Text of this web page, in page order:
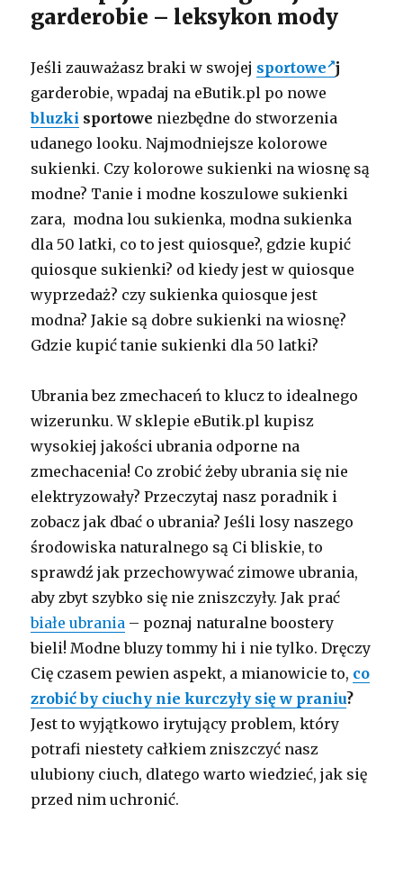
garderobie – leksykon mody
Jeśli zauważasz braki w swojej sportowe j
garderobie, wpadaj na eButik.pl po nowe
bluzki sportowe niezbędne do stworzenia
udanego looku. Najmodniejsze kolorowe
sukienki. Czy kolorowe sukienki na wiosnę są
modne? Tanie i modne koszulowe sukienki
zara, modna lou sukienka, modna sukienka
dla 50 latki, co to jest quiosque?, gdzie kupić
quiosque sukienki? od kiedy jest w quiosque
wyprzedaż? czy sukienka quiosque jest
modna? Jakie są dobre sukienki na wiosnę?
Gdzie kupić tanie sukienki dla 50 latki?
Ubrania bez zmechaceń to klucz to idealnego
wizerunku. W sklepie eButik.pl kupisz
wysokiej jakości ubrania odporne na
zmechacenia! Co zrobić żeby ubrania się nie
elektryzowały? Przeczytaj nasz poradnik i
zobacz jak dbać o ubrania? Jeśli losy naszego
środowiska naturalnego są Ci bliskie, to
sprawdź jak przechowywać zimowe ubrania,
aby zbyt szybko się nie zniszczyły. Jak prać
białe ubrania – poznaj naturalne boostery
bieli! Modne bluzy tommy hi i nie tylko. Dręczy
Cię czasem pewien aspekt, a mianowicie to, co
zrobić by ciuchy nie kurczyły się w praniu?
Jest to wyjątkowo irytujący problem, który
potrafi niestety całkiem zniszczyć nasz
ulubiony ciuch, dlatego warto wiedzieć, jak się
przed nim uchronić.